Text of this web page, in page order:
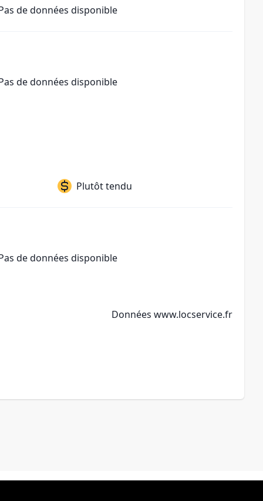
de données disponible
de données disponible
Plutôt tendu
de données disponible
Données www.locservice.fr